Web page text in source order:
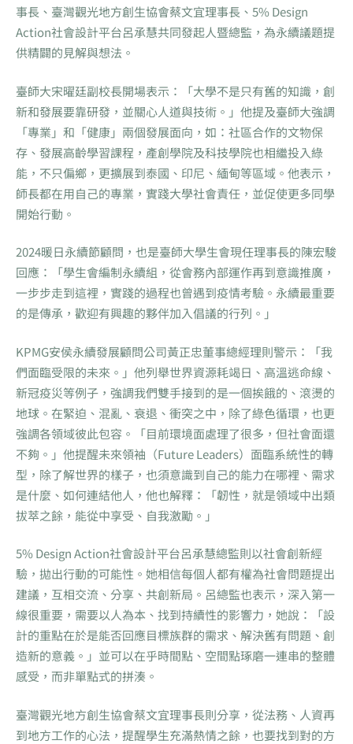
事長、臺灣觀光地方創生協會蔡文宜理事長、5% Design
Action社會設計平台呂承慧共同發起人暨總監，為永續議題提
供精闢的見解與想法。
臺師大宋曜廷副校長開場表示：「大學不是只有舊的知識，創
新和發展要靠研發，並關心人道與技術。」他提及臺師大強調
「專業」和「健康」兩個發展面向，如：社區合作的文物保
存、發展高齡學習課程，產創學院及科技學院也相繼投入綠
能，不只偏鄉，更擴展到泰國、印尼、緬甸等區域。他表示，
師長都在用自己的專業，實踐大學社會責任，並促使更多同學
開始行動。
2024暖日永續節顧問，也是臺師大學生會現任理事長的陳宏駿
回應：「學生會編制永續組，從會務內部運作再到意識推廣，
一步步走到這裡，實踐的過程也曾遇到疫情考驗。永續最重要
的是傳承，歡迎有興趣的夥伴加入倡議的行列。」
KPMG安侯永續發展顧問公司黃正忠董事總經理則警示：「我
們面臨受限的未來。」他列舉世界資源耗竭日、高溫逃命線、
新冠疫災等例子，強調我們雙手接到的是一個挨餓的、滾燙的
地球。在緊迫、混亂、衰退、衝突之中，除了綠色循環，也更
強調各領域彼此包容。「目前環境面處理了很多，但社會面還
不夠。」他提醒未來領袖（Future Leaders）面臨系統性的轉
型，除了解世界的樣子，也須意識到自己的能力在哪裡、需求
是什麼、如何連結他人，他也解釋：「韌性，就是領域中出類
拔萃之餘，能從中享受、自我激勵。」
5% Design Action社會設計平台呂承慧總監則以社會創新經
驗，拋出行動的可能性。她相信每個人都有權為社會問題提出
建議，互相交流、分享、共創新局。呂總監也表示，深入第一
線很重要，需要以人為本、找到持續性的影響力，她說：「設
計的重點在於是能否回應目標族群的需求、解決舊有問題、創
造新的意義。」並可以在乎時間點、空間點琢磨一連串的整體
感受，而非單點式的拼湊。
臺灣觀光地方創生協會蔡文宜理事長則分享，從法務、人資再
到地方工作的心法，提醒學生充滿熱情之餘，也要找到對的方